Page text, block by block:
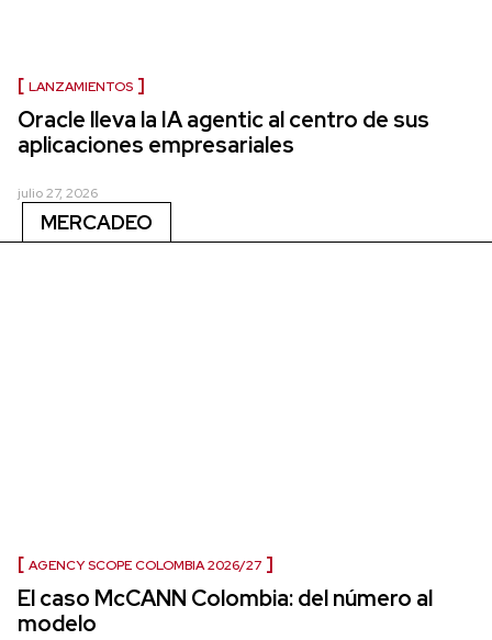
LANZAMIENTOS
Oracle lleva la IA agentic al centro de sus
aplicaciones empresariales
julio 27, 2026
MERCADEO
AGENCY SCOPE COLOMBIA 2026/27
El caso McCANN Colombia: del número al
modelo